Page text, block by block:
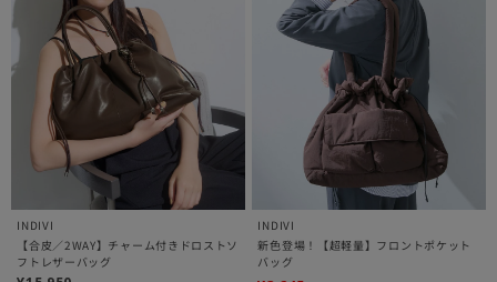
INDIVI
【合皮／2WAY】チャーム付きドロストソ
フトレザーバッグ
INDIVI
新色登場！【超軽量】フロントポケット
バッグ